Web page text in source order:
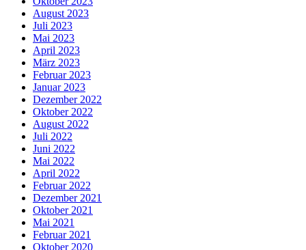
August 2023
Juli 2023
Mai 2023
April 2023
März 2023
Februar 2023
Januar 2023
Dezember 2022
Oktober 2022
August 2022
Juli 2022
Juni 2022
Mai 2022
April 2022
Februar 2022
Dezember 2021
Oktober 2021
Mai 2021
Februar 2021
Oktober 2020